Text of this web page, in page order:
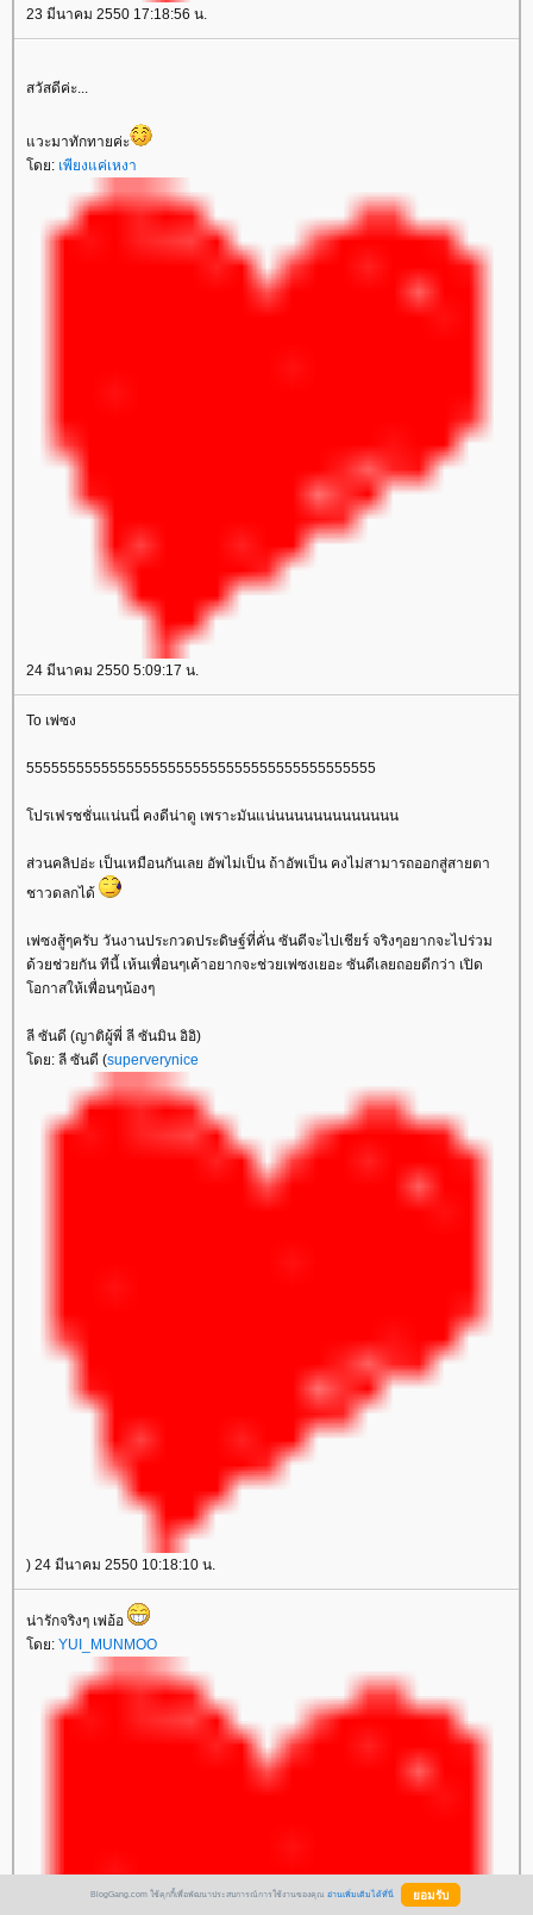
23 มีนาคม 2550 17:18:56 น.
สวัสดีค่ะ...
วะมาทักทายค่ะ
ดย: เพียงแค่เหงา
24 มีนาคม 2550 5:09:17 น.
To เพ่ซง
555555555555555555555555555555555555555555
ปรเฟรชชั่นแน่นนี่ คงดีน่าดู เพราะมันแน่นนนนนนนนนนนนน
ส่วนคลิปอ่ะ เป็นเหมือนกันเลย อัพไม่เป็น ถ้าอัพเป็น คงไม่สามารถออกสู่สายตา
ชาวดลกได้
เพ่ซงสู้ๆครับ วันงานประกวดประดิษฐ์ที่คั่น ซันดีจะไปเชียร์ จริงๆอยากจะไปร่วม
ด้วยช่วยกัน ทีนี้ เห้นเพื่อนๆเค้าอยากจะช่วยเพ่ซงเยอะ ซันดีเลยถอยดีกว่า เปิด
อกาสให้เพื่อนๆน้องๆ
ลี ซันดี (ญาติผู้พี่ ลี ซันมิน อิอิ)
ดย: ลี ซันดี (superverynice
) 24 มีนาคม 2550 10:18:10 น.
น่ารักจริงๆ เพ่อ้อ
ดย: YUI_MUNMOO
BlogGang.com ใช้คุกกี้เพื่อพัฒนาประสบการณ์การใช้งานของคุณ อ่านเพิ่มเติมได้ที่นี่